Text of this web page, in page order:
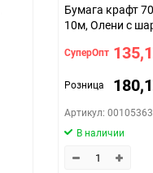
Бумага крафт
10м, Олени с
СуперОпт
Розница
Артикул: 00105363
В наличии